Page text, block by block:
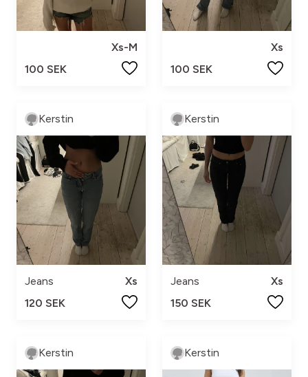
Xs-M
100 SEK
Xs
100 SEK
Kerstin
Jeans
Xs
120 SEK
Kerstin
Jeans
Xs
150 SEK
Kerstin Kerstin